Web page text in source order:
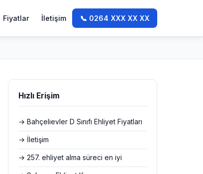
Fiyatlar İletişim 📞 0264 XXX XX XX
Hızlı Erişim
→ Bahçelievler D Sınıfı Ehliyet Fiyatları
→ İletişim
→ 257. ehliyet alma süreci en iyi